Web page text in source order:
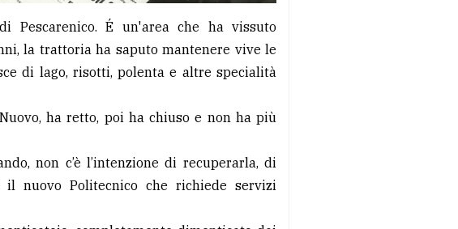
É un'area che ha vissuto
la trattoria ha saputo mantenere vive le
di lago, risotti, polenta e altre specialità
ha retto, poi ha chiuso e non ha più
non c’è l’intenzione di recuperarla, di
il nuovo Politecnico che richiede servizi